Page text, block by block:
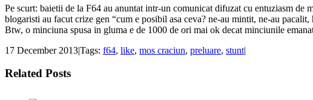
Pe scurt: baietii de la F64 au anuntat intr-un comunicat difuzat cu entuziasm de
blogaristi au facut crize gen “cum e posibil asa ceva? ne-au mintit, ne-au
Btw, o minciuna spusa in gluma e de 1000 de ori mai ok decat minciunile
17 December 2013|Tags: f64, like, mos craciun, preluare, stunt|
Related Posts